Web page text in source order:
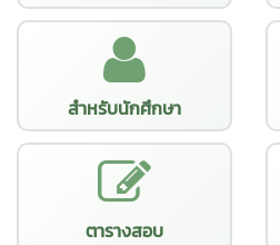
สำหรับนักศึกษา
ตารางสอบ